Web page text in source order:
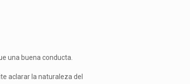
una buena conducta.
aclarar la naturaleza del